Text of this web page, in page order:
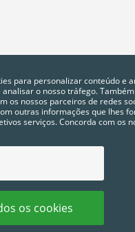
reservados.
para personalizar conteúdo e
o nosso tráfego.
os nossos parceiros de redes
outras informações que lhes
serviços. Concorda com os
os cookies